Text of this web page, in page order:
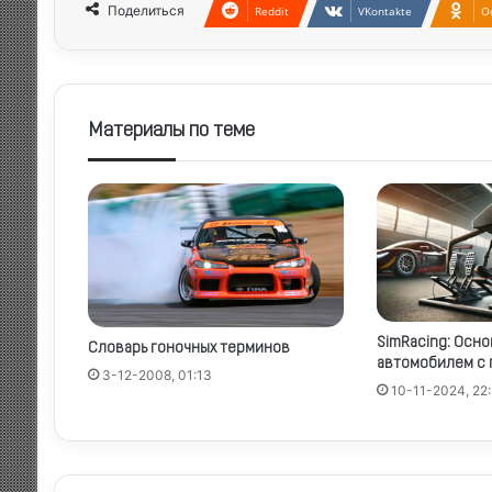
Поделиться Reddit VKontakte
Материалы по теме
Словарь гоночных терминов
3-12-2008, 01:13
SimRacing:
автомобилем с
10-11-2024,